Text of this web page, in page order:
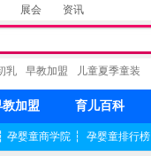
展会 资讯
乳 早教加盟 儿童夏季童装
教加盟 育儿百科
┆ 孕婴童商学院 ┆ 孕婴童排行榜